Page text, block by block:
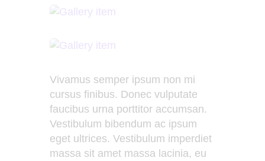
Vivamus semper ipsum non mi
cursus finibus. Donec vulputate
faucibus urna porttitor accumsan.
Vestibulum bibendum ac ipsum
eget ultrices. Vestibulum imperdiet
massa sit amet massa lacinia, eu